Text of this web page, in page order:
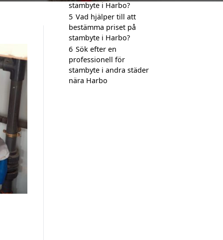
stambyte i Harbo?
5 Vad hjälper till att
bestämma priset på
stambyte i Harbo?
6 Sök efter en
professionell för
stambyte i andra städer
nära Harbo